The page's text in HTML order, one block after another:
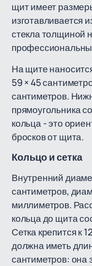
щит имеет
изготавливается
стекла толщиной
На щите
59 × 45
сантиметров.
прямоугольника
кольца - это
бросков от щита.
Кольцо и сетка
Внутренний
сантиметров,
миллиметров.
кольца до щита
Сетка крепится к
должна иметь
сантиметров: она